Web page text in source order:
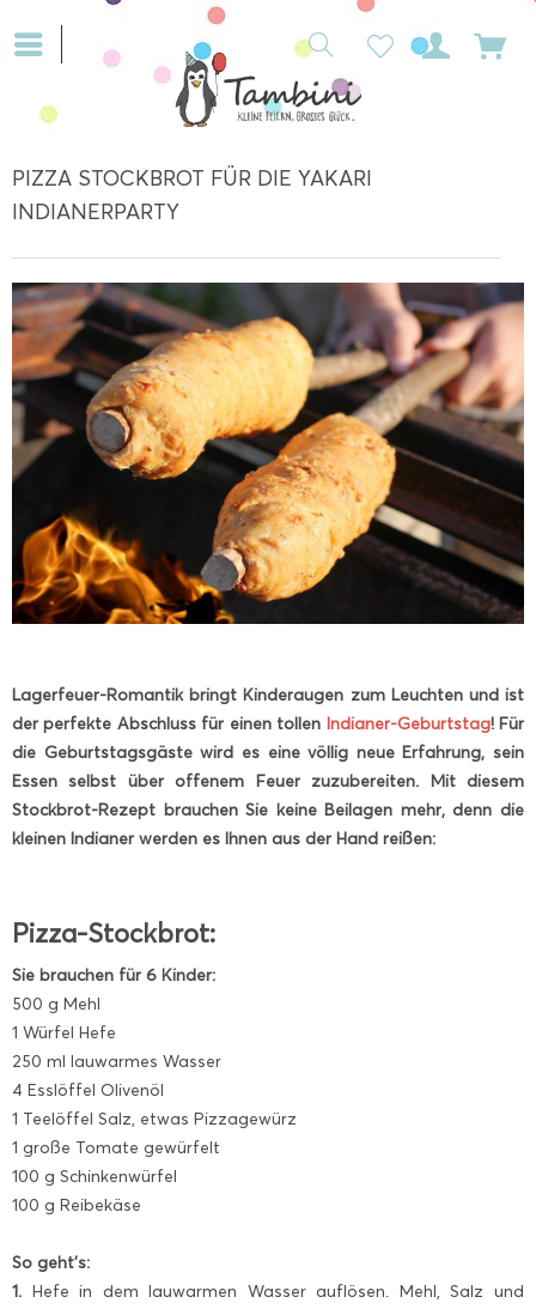
PIZZA STOCKBROT FÜR DIE YAKARI
INDIANERPARTY
Lagerfeuer-Romantik bringt Kinderaugen zum Leuchten und ist
der perfekte Abschluss für einen tollen Indianer-Geburtstag! Für
die Geburtstagsgäste wird es eine völlig neue Erfahrung, sein
Essen selbst über offenem Feuer zuzubereiten. Mit diesem
Stockbrot-Rezept brauchen Sie keine Beilagen mehr, denn die
kleinen Indianer werden es Ihnen aus der Hand reißen:
Pizza-Stockbrot:
Sie brauchen für 6 Kinder:
500 g Mehl
1 Würfel Hefe
250 ml lauwarmes Wasser
4 Esslöffel Olivenöl
1 Teelöffel Salz, etwas Pizzagewürz
1 große Tomate gewürfelt
100 g Schinkenwürfel
100 g Reibekäse
So geht’s:
1. Hefe in dem lauwarmen Wasser auflösen. Mehl, Salz und